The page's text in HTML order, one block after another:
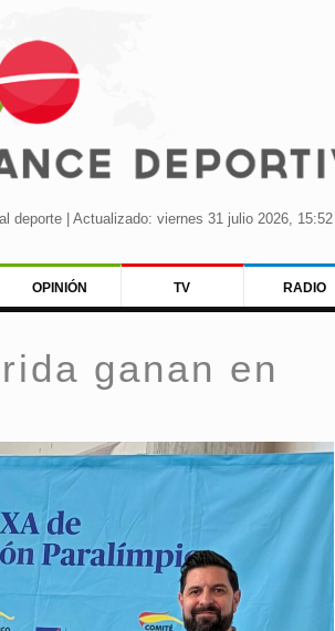
deporte | Actualizado: viernes 31 julio 2026, 15:52
OPINIÓN TV RADIO
ganan en